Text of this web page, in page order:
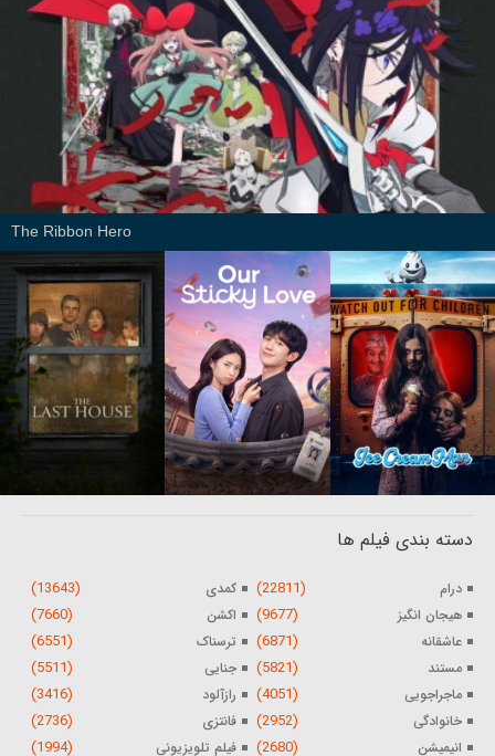
The Ribbon Hero
دسته بندی فیلم ها
درام (22811) کمدی (13643)
هیجان انگیز (9677) اکشن (7660)
عاشقانه (6871) ترسناک (6551)
مستند (5821) جنایی (5511)
ماجراجویی (4051) رازآلود (3416)
خانوادگی (2952) فانتزی (2736)
انیمیشن (2680) فیلم تلویزیونی (1994)